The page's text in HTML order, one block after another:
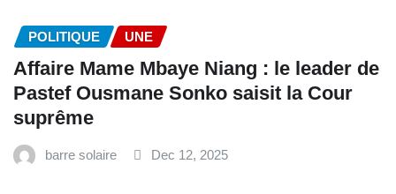
POLITIQUE UNE
Affaire Mame Mbaye Niang : le leader de
Pastef Ousmane Sonko saisit la Cour
suprême
barre solaire Dec 12, 2025